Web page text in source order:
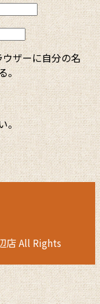
ザーに自分の名
。
。
店 All Rights